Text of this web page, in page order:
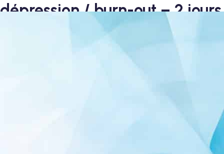
dépression / burn-out – 2 jours